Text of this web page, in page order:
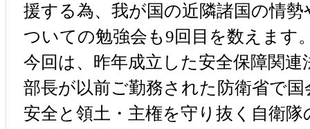
援する為、我が国の近隣諸国の情
ついての勉強会も9回目を数えます
今回は、昨年成立した安全保障関
部長が以前ご勤務された防衛省で
安全と領土・主権を守り抜く自衛